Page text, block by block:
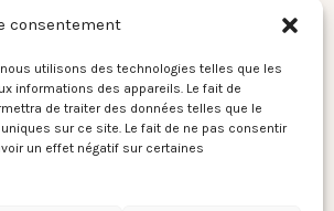
consentement
utilisons des technologies telles que les
informations des appareils. Le fait de
de traiter des données telles que le
sur ce site. Le fait de ne pas consentir
un effet négatif sur certaines